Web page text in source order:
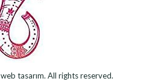
web tasarım. All rights reserved.